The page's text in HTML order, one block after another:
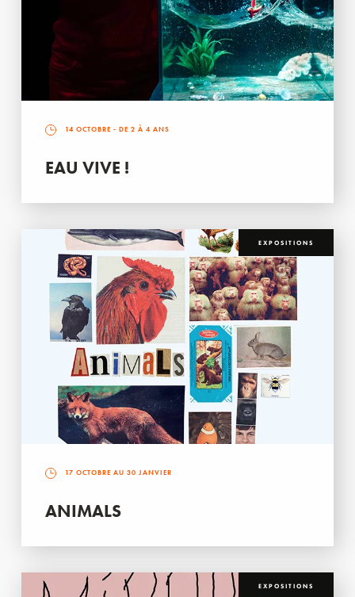
14 OCTOBRE - DE 2 À 4 ANS
EAU VIVE !
EXPOSITIONS
17 OCTOBRE AU 30 JANVIER
ANIMALS
EXPOSITIONS